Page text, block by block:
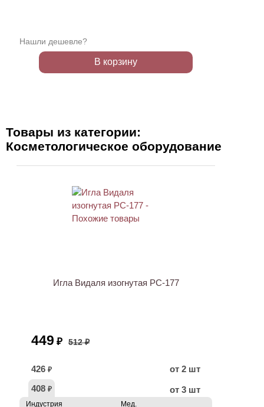
Нашли дешевле?
В корзину
Товары из категории:
Косметологическое оборудование
Игла Видаля изогнутая PC-177
449 ₽ 512 ₽
426 ₽
от 2 шт
408 ₽ от 3 шт
Индустрия Мед.